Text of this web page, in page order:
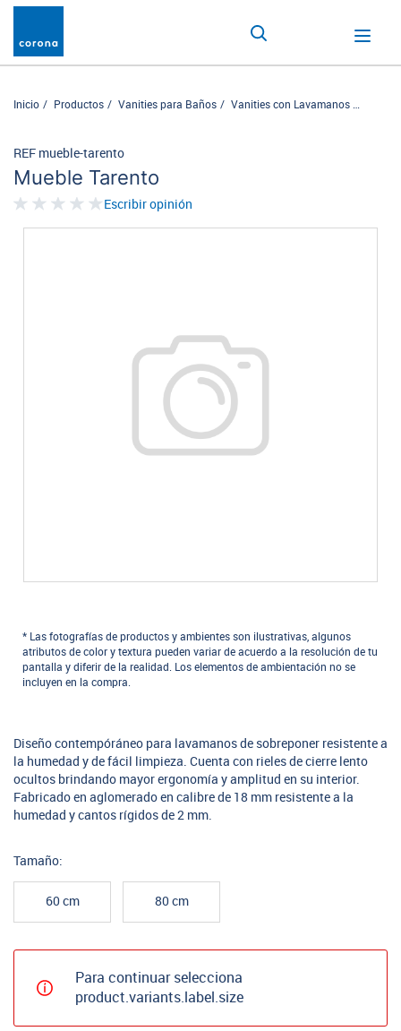
Inicio Productos Vanities para Baños Vanities con Lavamanos
Mueble Tarento
REF mueble-tarento
Escribir opinión
* Las fotografías de productos y ambientes son ilustrativas, algunos
atributos de color y textura pueden variar de acuerdo a la resolución de tu
pantalla y diferir de la realidad. Los elementos de ambientación no se
incluyen en la compra.
Diseño contempóráneo para lavamanos de sobreponer resistente a
la humedad y de fácil limpieza. Cuenta con rieles de cierre lento
ocultos brindando mayor ergonomía y amplitud en su interior.
Fabricado en aglomerado en calibre de 18 mm resistente a la
humedad y cantos rígidos de 2 mm.
Tamaño:
60 cm 80 cm
Para continuar selecciona
product.variants.label.size